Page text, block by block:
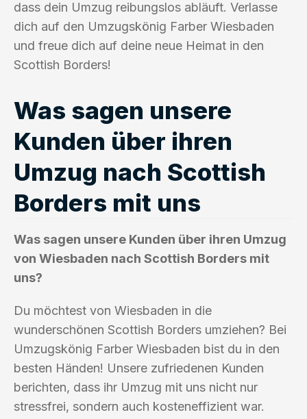
dass dein Umzug reibungslos abläuft. Verlasse
dich auf den Umzugskönig Farber Wiesbaden
und freue dich auf deine neue Heimat in den
Scottish Borders!
Was sagen unsere
Kunden über ihren
Umzug nach Scottish
Borders mit uns
Was sagen unsere Kunden über ihren Umzug
von Wiesbaden nach Scottish Borders mit
uns?
Du möchtest von Wiesbaden in die
wunderschönen Scottish Borders umziehen? Bei
Umzugskönig Farber Wiesbaden bist du in den
besten Händen! Unsere zufriedenen Kunden
berichten, dass ihr Umzug mit uns nicht nur
stressfrei, sondern auch kosteneffizient war.